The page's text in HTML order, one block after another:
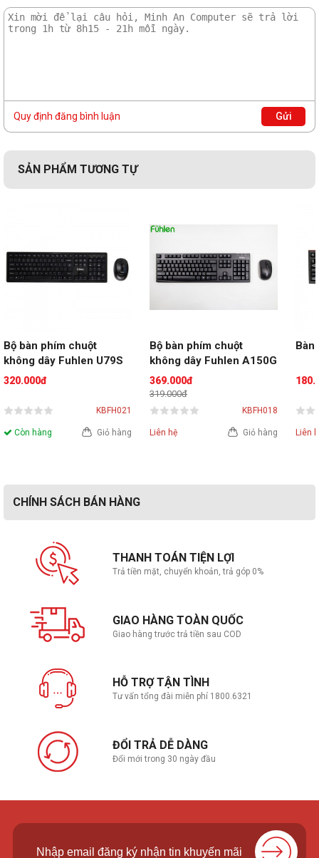
Quy định đăng bình luận Gửi
SẢN PHẨM TƯƠNG TỰ
Bộ bàn phím chuột
không dây Fuhlen U79S
320.000đ
KBFH021
Còn hàng Giỏ hàng
Bộ bàn phím chuột
không dây Fuhlen A150G
369.000đ
319.000đ
KBFH018
Liên hệ Giỏ hàng
Bàn
Liên
CHÍNH SÁCH BÁN HÀNG
THANH TOÁN TIỆN LỢI
Trả tiền mặt, chuyển khoản, trả góp 0%
GIAO HÀNG TOÀN QUỐC
Giao hàng trước trả tiền sau COD
HỖ TRỢ TẬN TÌNH
Tư vấn tổng đài miễn phí 1800.6321
ĐỔI TRẢ DỄ DÀNG
Đổi mới trong 30 ngày đầu